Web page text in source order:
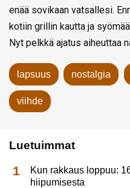
enää sovikaan vatsallesi.
kotiin grillin kautta ja
Nyt pelkkä ajatus aiheuttaa
lapsuus nostalgia
viihde
Luetuimmat
Kun rakkaus loppuu:
hiipumisesta